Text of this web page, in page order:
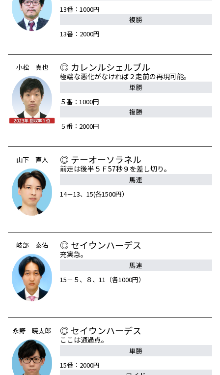
13番：1000円
複勝
13番：2000円
小松 真也 ◎ カレンルシェルブル
極端な悪化がなければ２走前の再現可能。
単勝
５番：1000円
複勝
５番：2000円
山下 直人 ◎ テーオーソラネル
前走は後半５Ｆ57秒９を差し切り。
馬連
14－13、15(各1500円）
岐部 泰佑 ◎ セイウンハーデス
充実急。
馬連
15－５、８、11（各1000円）
永野 暁太郎 ◎ セイウンハーデス
ここは通過点。
単勝
15番：2000円